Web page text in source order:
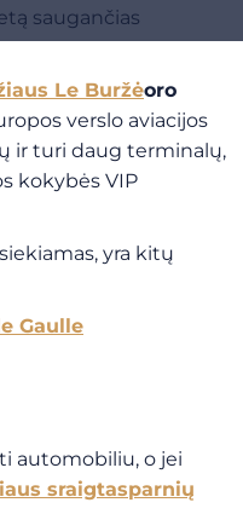
saugančias
Le Buržėoro
verslo aviacijos
ir turi daug terminalų,
kokybės VIP
yra kitų
Gaulle
automobiliu, o jei
sraigtasparnių